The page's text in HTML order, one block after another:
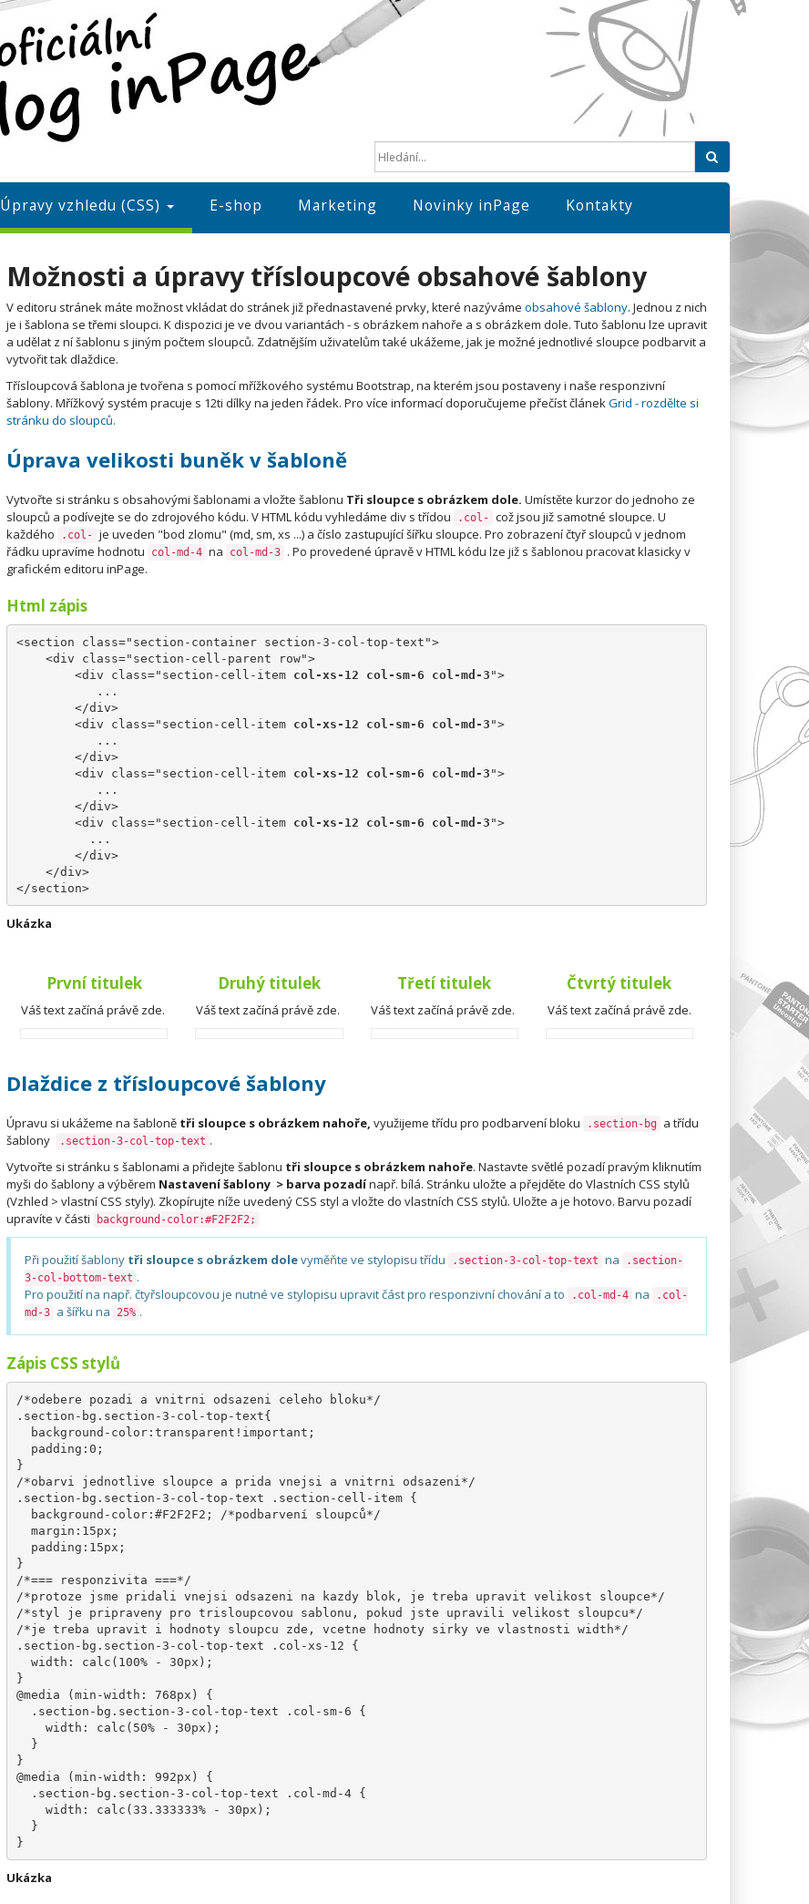
Úpravy vzhledu (CSS) E-shop Marketing Novinky inPage Kontakty
Možnosti a úpravy třísloupcové obsahové šablony
V editoru stránek máte možnost vkládat do stránek již přednastavené prvky, které nazýváme obsahové šablony. Jednou z nich
je i šablona se třemi sloupci. K dispozici je ve dvou variantách - s obrázkem nahoře a s obrázkem dole. Tuto šablonu lze upravit
a udělat z ní šablonu s jiným počtem sloupců. Zdatnějším uživatelům také ukážeme, jak je možné jednotlivé sloupce podbarvit a
vytvořit tak dlaždice.
Třísloupcová šablona je tvořena s pomocí mřížkového systému Bootstrap, na kterém jsou postaveny i naše responzivní
šablony. Mřížkový systém pracuje s 12ti dílky na jeden řádek. Pro více informací doporučujeme přečíst článekGrid - rozdělte si
stránku do sloupců.
Úprava velikosti buněk v šabloně
Vytvořte si stránku s obsahovými šablonami a vložte šablonu Tři sloupce s obrázkem dole. Umístěte kurzor do jednoho ze
sloupců a podívejte se do zdrojového kódu. V HTML kódu vyhledáme div s třídou
.col- což jsou již samotné sloupce. U
každého
.col- je uveden "bod zlomu" (md, sm, xs ...) a číslo zastupující šířku sloupce. Pro zobrazení čtyř sloupců v jednom
řádku upravíme hodnotu
col-md-4 na col-md-3 . Po provedené úpravě v HTML kódu lze již s šablonou pracovat klasicky v
grafickém editoru inPage.
Html zápis
<section class="section-container section-3-col-top-text">
<div class="section-cell-parent row">
<div class="section-cell-item col-xs-12 col-sm-6 col-md-3 ">
           ...
</div>
<div class="section-cell-item col-xs-12 col-sm-6 col-md-3 ">
...
</div>
<div class="section-cell-item col-xs-12 col-sm-6 col-md-3 ">
...
</div>
<div class="section-cell-item col-xs-12 col-sm-6 col-md-3 ">
...
</div>
</div>
</section>
Ukázka
První titulek
Váš text začíná právě zde.
Druhý titulek
Váš text začíná právě zde.
Třetí titulek
Váš text začíná právě zde.
Čtvrtý titulek
Váš text začíná právě zde.
Dlaždice z třísloupcové šablony
Úpravu si ukážeme na šabloně tři sloupce s obrázkem nahoře, využijeme třídu pro podbarvení bloku .section-bg
a třídu
šablony
.section-3-col-top-text .
Vytvořte si stránku s šablonami a přidejte šablonu tři sloupce s obrázkem nahoře. Nastavte světlé pozadí pravým kliknutím
myši do šablony a výběrem Nastavení šablony > barva pozadínapř. bílá. Stránku uložte a přejděte do Vlastních CSS stylů
(Vzhled > vlastní CSS styly). Zkopírujte níže uvedený CSS styl a vložte do vlastních CSS stylů. Uložte a je hotovo. Barvu pozadí
upravíte v části
background-color:#F2F2F2;
Při použití šablony tři sloupce s obrázkem dolevyměňte ve stylopisu třídu .section-3-col-top-text na
.section-
3-col-bottom-text .
Pro použití na např. čtyřsloupcovou je nutné ve stylopisu upravit část pro responzivní chování a to
.col-md-4 na
.col-
md-3 a šířku na 25% .
Zápis CSS stylů
/*odebere pozadi a vnitrni odsazeni celeho bloku*/
.section-bg.section-3-col-top-text{
background-color:transparent!important;
padding:0;
}
/*obarvi jednotlive sloupce a prida vnejsi a vnitrni odsazeni*/
.section-bg.section-3-col-top-text .section-cell-item {
  background-color:#F2F2F2; /*podbarvení sloupců*/
margin:15px;
padding:15px;
}
/*=== responzivita ===*/
/*protoze jsme pridali vnejsi odsazeni na kazdy blok, je treba upravit velikost sloupce*/
/*styl je pripraveny pro trisloupcovou sablonu, pokud jste upravili velikost sloupcu*/
/*je treba upravit i hodnoty sloupcu zde, vcetne hodnoty sirky ve vlastnosti width*/
.section-bg.section-3-col-top-text .col-xs-12 {
width: calc(100% - 30px);
}
@media (min-width: 768px) {
.section-bg.section-3-col-top-text .col-sm-6 {
width: calc(50% - 30px);
}
}
@media (min-width: 992px) {
.section-bg.section-3-col-top-text .col-md-4 {
width: calc(33.333333% - 30px);
}
}
Ukázka